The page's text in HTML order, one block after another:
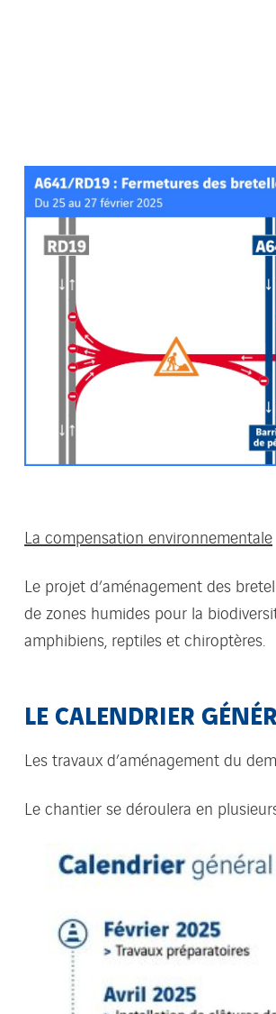
La compensation environnementale
Le projet d’aménagement des
de zones humides pour la
amphibiens, reptiles et chiroptères.
LE CALENDRIER
Les travaux d’aménagement du
Le chantier se déroulera en